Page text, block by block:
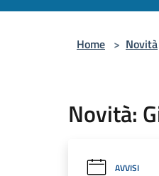
Home > Novità
Novità:
AVVISI